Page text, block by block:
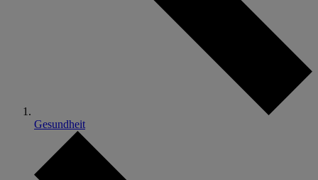
Gesundheit